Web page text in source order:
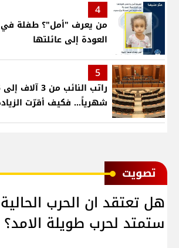
4
من يعرف "أمل"؟ طفلة في
العودة إلى عائلتها
5
شهرياً... فكيف أقرّت
ﺗﺼﻮﻳﺖ
هل تعتقد ان الحرب
ستمتد لحرب طويلة الامد؟